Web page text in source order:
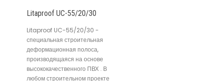
Litaproof UC-55/20/30
Litaproof UC-55/20/30 -
специальная строительная
деформационная полоса,
производящаяся на основе
высококачественного ПВХ . В
любом строительном проекте